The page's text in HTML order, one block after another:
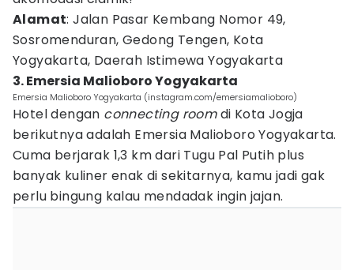
Alamat: Jalan Pasar Kembang Nomor 49,
Sosromenduran, Gedong Tengen, Kota
Yogyakarta, Daerah Istimewa Yogyakarta
3. Emersia Malioboro Yogyakarta
Emersia Malioboro Yogyakarta (instagram.com/emersiamalioboro)
Hotel dengan connecting roomdi Kota Jogja
berikutnya adalah Emersia Malioboro Yogyakarta.
Cuma berjarak 1,3 km dari Tugu Pal Putih plus
banyak kuliner enak di sekitarnya, kamu jadi gak
perlu bingung kalau mendadak ingin jajan.